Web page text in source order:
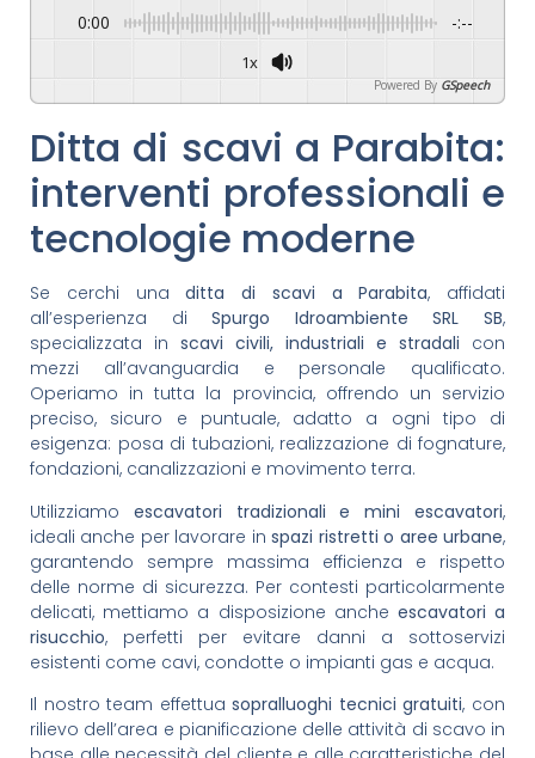
0:00 -:--
1x
Powered By GSpeech
Ditta di scavi a Parabita:
interventi professionali e
tecnologie moderne
Se cerchi unaditta di scavi a Parabita, affidati
all’esperienza diSpurgo Idroambiente SRL SB,
specializzata in scavi civili, industriali e stradali con
mezzi all’avanguardia e personale qualificato.
Operiamo in tutta la provincia, offrendo un servizio
preciso, sicuro e puntuale, adatto a ogni tipo di
esigenza: posa di tubazioni, realizzazione di fognature,
fondazioni, canalizzazioni e movimento terra.
Utilizziamo escavatori tradizionali e mini escavatori,
ideali anche per lavorare inspazi ristretti o aree urbane,
garantendo sempre massima efficienza e rispetto
delle norme di sicurezza. Per contesti particolarmente
delicati, mettiamo a disposizione anche escavatori a
risucchio, perfetti per evitare danni a sottoservizi
esistenti come cavi, condotte o impianti gas e acqua.
Il nostro team effettuasopralluoghi tecnici gratuiti, con
rilievo dell’area e pianificazione delle attività di scavo in